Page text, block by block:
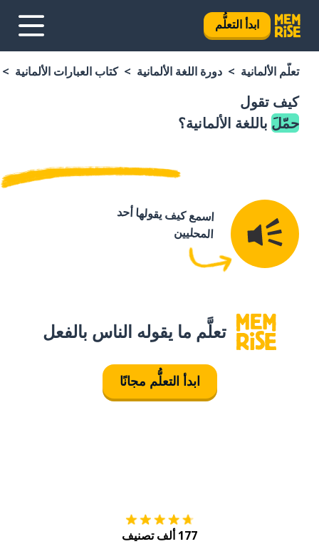
ابدأ التعلُّم
تعلَّم الألمانية دورة اللغة الألمانية كتاب العبارات الألمانية
كيف تقول
حمّلَ باللغة الألمانية؟
اسمع كيف يقولها أحد
المحليين
تعلَّم ما يقوله الناس بالفعل
ابدأ التعلُّم مجانًا
177 ألف تصنيف